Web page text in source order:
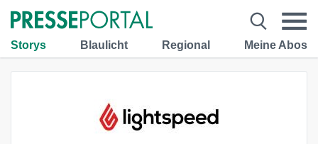
Storys Blaulicht Regional Meine Abos